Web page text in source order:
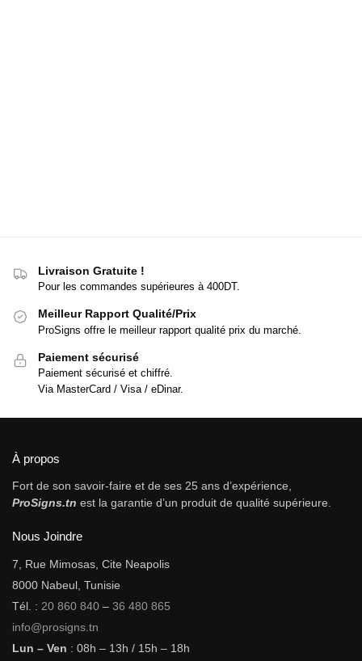
Livraison Gratuite !
Pour les commandes supérieures à 400DT.
Meilleur Rapport Qualité/Prix
ProSigns offre le meilleur rapport qualité prix du marché.
Paiement sécurisé
Paiement sécurisé et chiffré.
Via MasterCard / Visa / eDinar.
À propos
Fort de son savoir-faire et de ses 25 ans d’expérience,
ProSigns.tn est la garantie d’un produit de qualité supérieure.
Nous Joindre
7, Rue Mimosas, Cite Neapolis
8000 Nabeul, Tunisie
Tél. : 20 860 840 – 36 480 865
info@prosigns.tn
Lun – Ven : 08h – 13h / 15h – 18h